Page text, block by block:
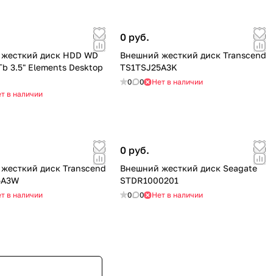
диск HDD WD
3.5" Elements Desktop
в наличии
0 руб.
Внешний жесткий диск Transcend
TS1TSJ25A3K
0 0 Нет в наличии
диск Transcend
в наличии
0 руб.
Внешний жесткий диск Seagate
STDR1000201
0 0 Нет в наличии